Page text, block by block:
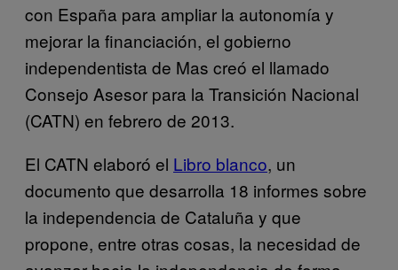
con España para ampliar la autonomía y
mejorar la financiación, el gobierno
independentista de Mas creó el llamado
Consejo Asesor para la Transición Nacional
(CATN) en febrero de 2013.
El CATN elaboró el Libro blanco, un
documento que desarrolla 18 informes sobre
la independencia de Cataluña y que
propone, entre otras cosas, la necesidad de